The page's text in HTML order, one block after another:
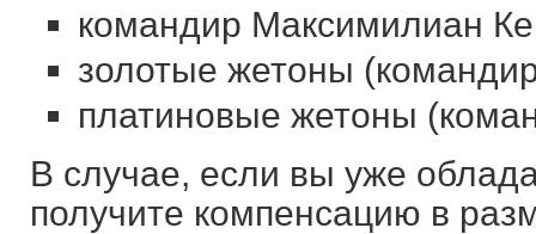
командир Максимилиан
золотые жетоны
платиновые жетоны
В случае, если вы уже
получите компенсацию в